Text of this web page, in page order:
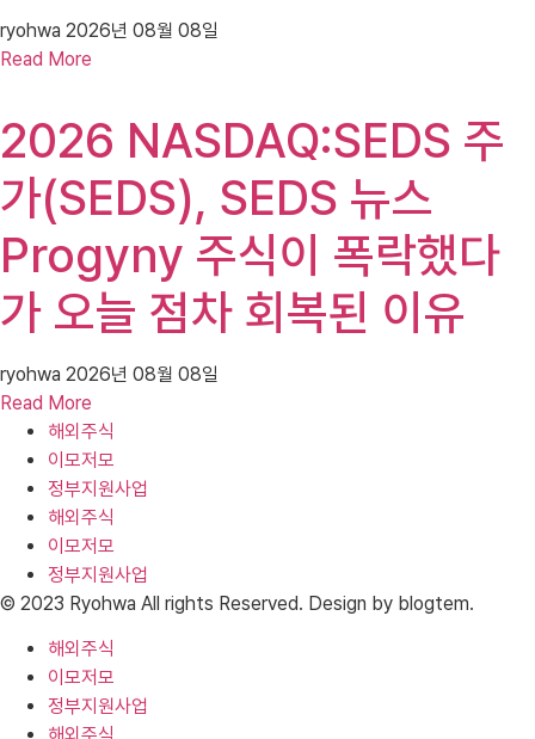
ryohwa 2026년 08월 08일
Read More
2026 NASDAQ:SEDS 주
가(SEDS), SEDS 뉴스
Progyny 주식이 폭락했다
가 오늘 점차 회복된 이유
ryohwa 2026년 08월 08일
Read More
해외주식
이모저모
정부지원사업
해외주식
이모저모
정부지원사업
© 2023 Ryohwa All rights Reserved. Design by blogtem.
해외주식
이모저모
정부지원사업